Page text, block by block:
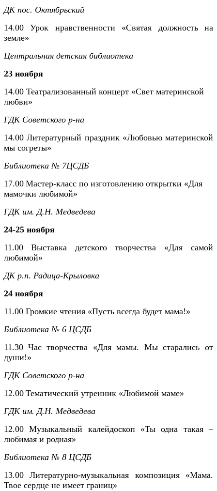
ДК пос. Октябрьский
14.00 Урок нравственности «Святая должность на
земле»
Центральная детская библиотека
23 ноября
14.00 Театрализованный концерт «Свет материнской
любви»
ГДК Советского р-на
14.00 Литературный праздник «Любовью материнской
мы согреты»
Библиотека № 7ЦСДБ
17.00 Мастер-класс по изготовлению открытки «Для
мамочки любимой»
ГДК им. Д.Н. Медведева
24-25 ноября
11.00
Выставка детского творчества «Для самой
любимой»
ДК р.п. Радица-Крыловка
24 ноября
11.00 Громкие чтения «Пусть всегда будет мама!»
Библиотека № 6 ЦСДБ
11.30 Час творчества «Для мамы. Мы старались от
души!»
ГДК Советского р-на
12.00 Тематический утренник «Любимой маме»
ГДК им. Д.Н. Медведева
12.00 Музыкальный калейдоскоп «Ты одна такая –
любимая и родная»
Библиотека № 8 ЦСДБ
13.00 Литературно-музыкальная композиция «Мама.
Твое сердце не имеет границ»